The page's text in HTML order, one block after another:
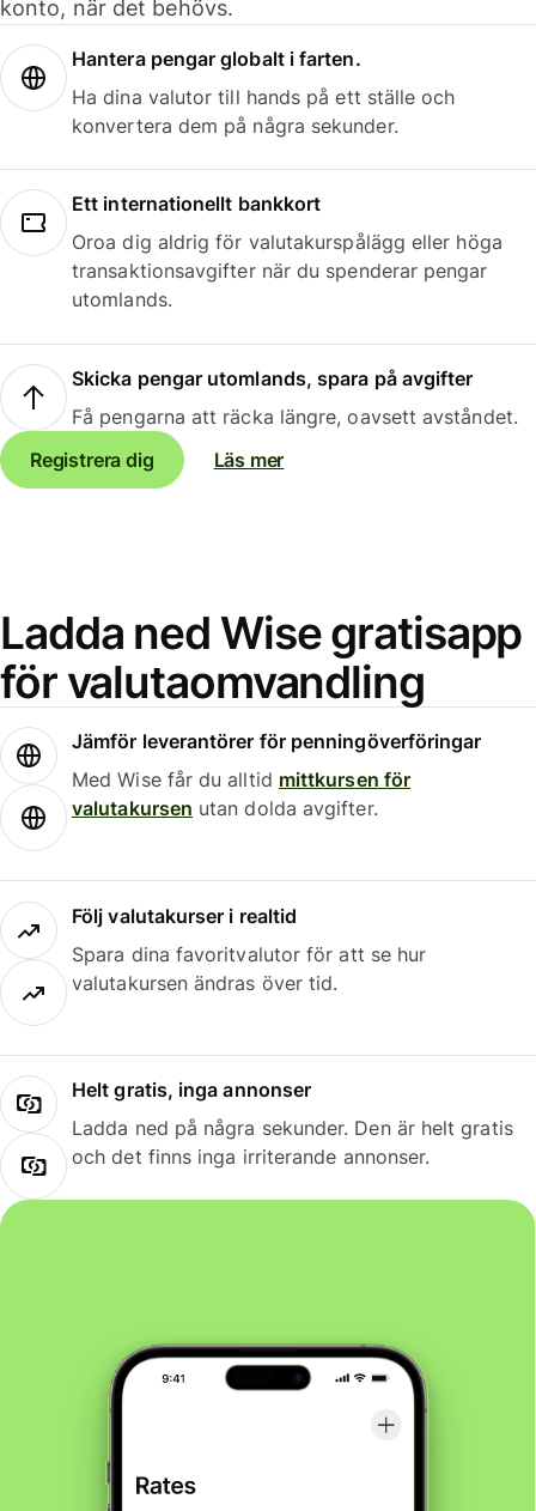
konto, när det behövs.
Hantera pengar globalt i farten.
Ha dina valutor till hands på ett ställe och
konvertera dem på några sekunder.
Ett internationellt bankkort
Oroa dig aldrig för valutakurspålägg eller höga
transaktionsavgifter när du spenderar pengar
utomlands.
Skicka pengar utomlands, spara på avgifter
Få pengarna att räcka längre, oavsett avståndet.
Registrera dig
Läs mer
Ladda ned Wise gratisapp
för valutaomvandling
Jämför leverantörer för penningöverföringar
Med Wise får du alltid mittkursen för
valutakursen utan dolda avgifter.
Följ valutakurser i realtid
Spara dina favoritvalutor för att se hur
valutakursen ändras över tid.
Helt gratis, inga annonser
Ladda ned på några sekunder. Den är helt gratis
och det finns inga irriterande annonser.